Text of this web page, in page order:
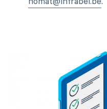
homat@infrabel.be.